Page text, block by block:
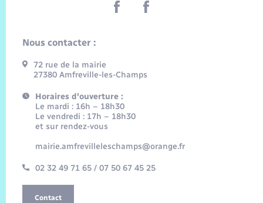
Nous contacter :
72 rue de la mairie
27380 Amfreville-les-Champs
Horaires d'ouverture :
Le mardi : 16h – 18h30
Le vendredi : 17h – 18h30
et sur rendez-vous
mairie.amfrevilleleschamps@orange.fr
02 32 49 71 65 / 07 50 67 45 25
Contact